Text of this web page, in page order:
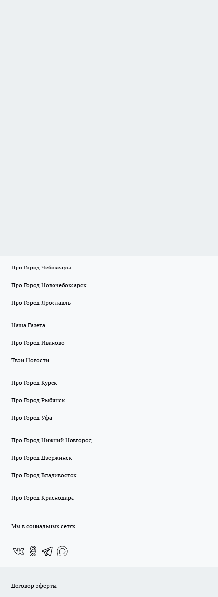
Про Город Чебоксары
Про Город Новочебоксарск
Про Город Ярославль
Наша Газета
Про Город Иваново
Твои Новости
Про Город Курск
Про Город Рыбинск
Про Город Уфа
Про Город Нижний Новгород
Про Город Дзержинск
Про Город Владивосток
Про Город Краснодара
Мы в социальных сетях
Договор оферты